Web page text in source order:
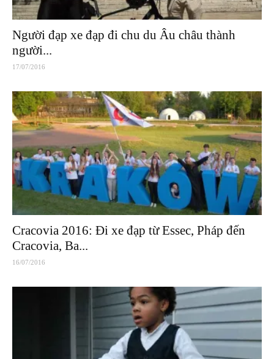
Người đạp xe đạp đi chu du Âu châu thành
người...
17/07/2016
Cracovia 2016: Đi xe đạp từ Essec, Pháp đến
Cracovia, Ba...
16/07/2016